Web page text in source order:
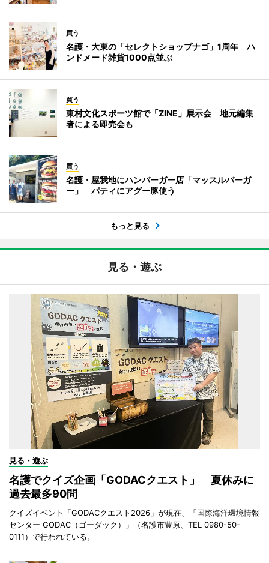
買う
名護・大東の「セレクトショップナゴ」1周年 ハ
ンドメード雑貨1000点並ぶ
買う
東村文化スポーツ館で「ZINE」展示会 地元編集
者による即売会も
買う
名護・屋我地にハンバーガー店「マッスルバーガ
ー」 パティにアグー豚使う
もっと見る
見る・遊ぶ
見る・遊ぶ
名護でクイズ企画「GODACクエスト」 夏休みに
過去最多90問
クイズイベント「GODACクエスト2026」が現在、「国際海洋環境情報
センター GODAC（ゴーダック）」（名護市豊原、TEL 0980-50-
0111）で行われている。